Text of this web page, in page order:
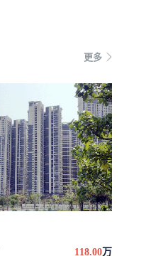
更多
118.00万